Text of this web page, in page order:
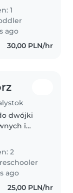
będzie
aby
posiłki...
1
ago
30,00 PLN/hr
dwójki
i
języka
też po
2
ago
25,00 PLN/hr